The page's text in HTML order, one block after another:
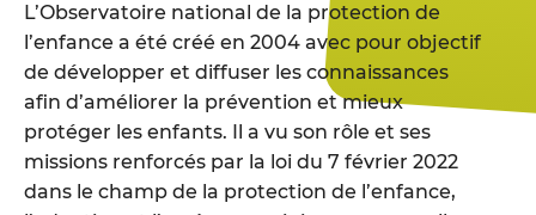
L’Observatoire national de la protection de
l’enfance a été créé en 2004 avec pour objectif
de développer et diffuser les connaissances
afin d’améliorer la prévention et mieux
protéger les enfants. Il a vu son rôle et ses
missions renforcés par la loi du 7 février 2022
dans le champ de la protection de l’enfance,